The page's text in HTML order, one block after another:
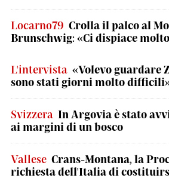
Locarno79 Crolla il palco al
Brunschwig: «Ci dispiace
L'intervista «Volevo guardare
sono stati giorni molto
Svizzera In Argovia è stato
ai margini di un bosco
Vallese Crans-Montana, la
richiesta dell'Italia di